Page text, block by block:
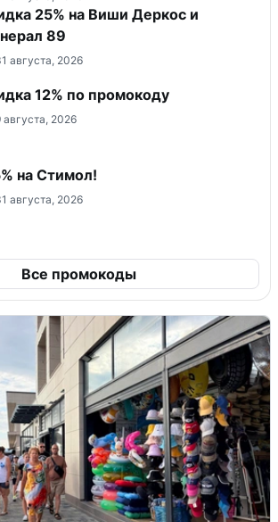
25% на Виши Деркос и
89
августа, 2026
12% по промокоду
августа, 2026
на Стимол!
августа, 2026
Все промокоды